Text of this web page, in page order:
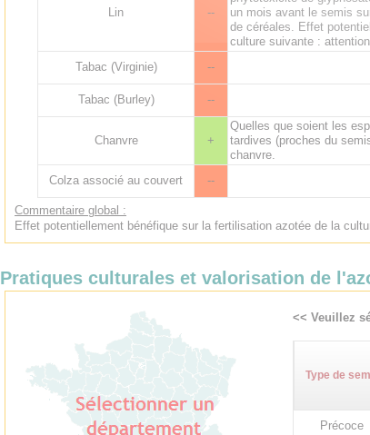
Lin --
un mois avant le semis
de céréales. Effet
culture suivante :
Tabac (Virginie)
--
Tabac (Burley) --
Chanvre +
Quelles que soient les
tardives (proches du
chanvre.
Colza associé au couvert
--
Commentaire global :
Effet potentiellement bénéfique sur la fertilisation azotée de la
Pratiques culturales et valorisation de
<< Veuillez
Type de
Précoce